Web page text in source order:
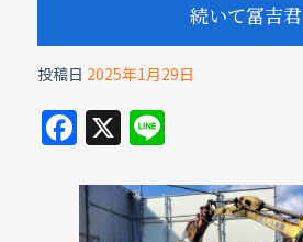
続いて冨吉君
投稿日 2025年1月29日
F
a
c
X Li
e